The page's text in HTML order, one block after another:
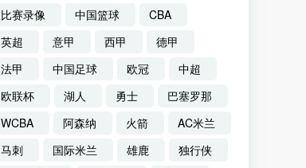
比赛录像
中国篮球
CBA
英超
意甲 西甲
德甲
法甲
中国足球 欧冠
中超
欧联杯
湖人 勇士
巴塞罗那
WCBA
阿森纳 火箭
AC米兰
马刺
国际米兰 雄鹿
独行侠